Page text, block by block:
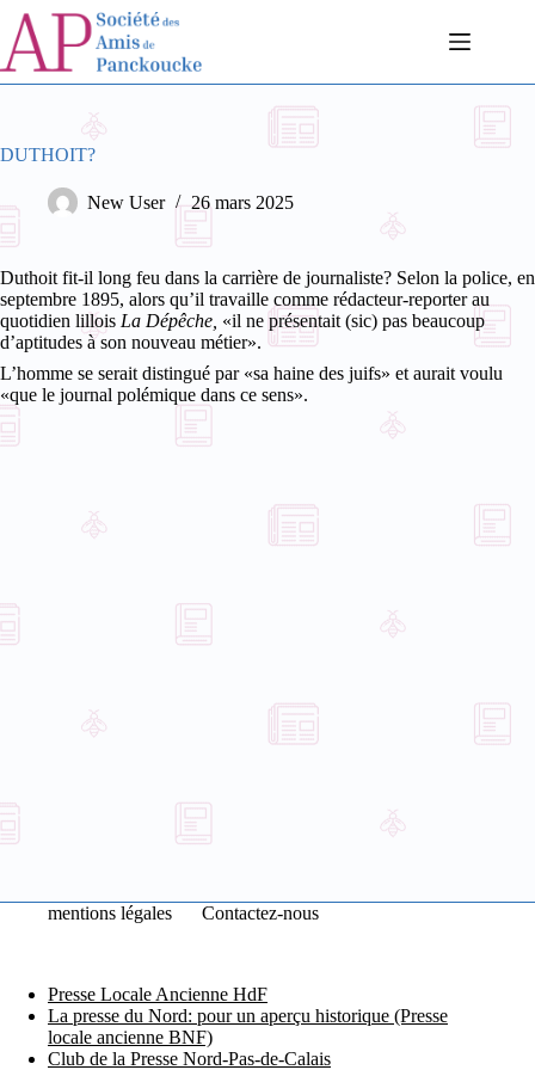
Passer
contenu
DUTHOIT?
New User 26 mars 2025
Duthoit fit-il long feu dans la carrière de journaliste? Selon la police, en
septembre 1895, alors qu’il travaille comme rédacteur-reporter au
quotidien lillois La Dépêche, «il ne présentait (sic) pas beaucoup
d’aptitudes à son nouveau métier».
L’homme se serait distingué par «sa haine des juifs» et aurait voulu
«que le journal polémique dans ce sens».
mentions légales Contactez-nous
Presse Locale Ancienne HdF
La presse du Nord: pour un aperçu historique (Presse
locale ancienne BNF)
Club de la Presse Nord-Pas-de-Calais